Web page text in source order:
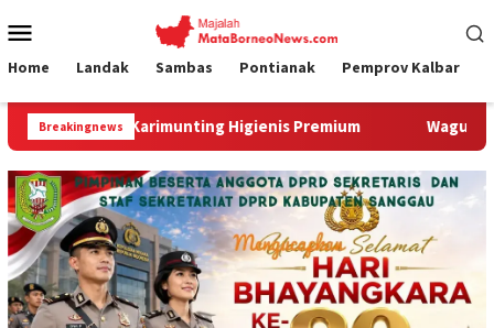
ke
Mobile
Home Landak Sambas Pontianak Pemprov Kalbar
BreakingnewsHigienis Premium Wagub Krisantus